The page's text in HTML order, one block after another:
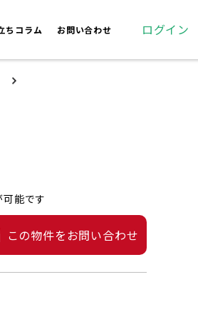
ちコラム お問い合わせ ログイン
能です
この物件をお問い合わせ